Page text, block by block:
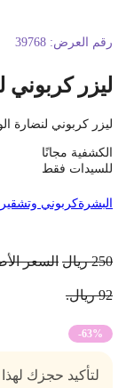
العرض: 39768
كربوني
كربوني لنضارة الوجه
مجانًا
فقط
كربوني وتشقير
ريال السعر الأصلي هو:
-63%
لتأكيد حجزك لهذا